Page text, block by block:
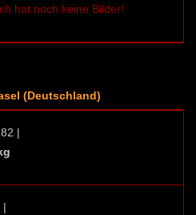
hat noch keine Bilder!
(Deutschland)
|
|